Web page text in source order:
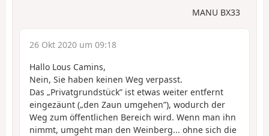
MANU BX33
26 Okt 2020 um 09:18
Hallo Lous Camins,
Nein, Sie haben keinen Weg verpasst.
Das „Privatgrundstück” ist etwas weiter entfernt
eingezäunt („den Zaun umgehen”), wodurch der
Weg zum öffentlichen Bereich wird. Wenn man ihn
nimmt, umgeht man den Weinberg... ohne sich die